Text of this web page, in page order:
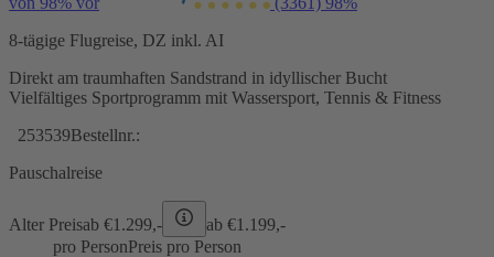
8-tägige Flugreise, DZ inkl. AI
Direkt am traumhaften Sandstrand in idyllischer Bucht
Vielfältiges Sportprogramm mit Wassersport, Tennis & Fitness
253539Bestellnr.:
Pauschalreise
Alter Preisab €1.299,- ab €1.199,-
pro PersonPreis pro Person